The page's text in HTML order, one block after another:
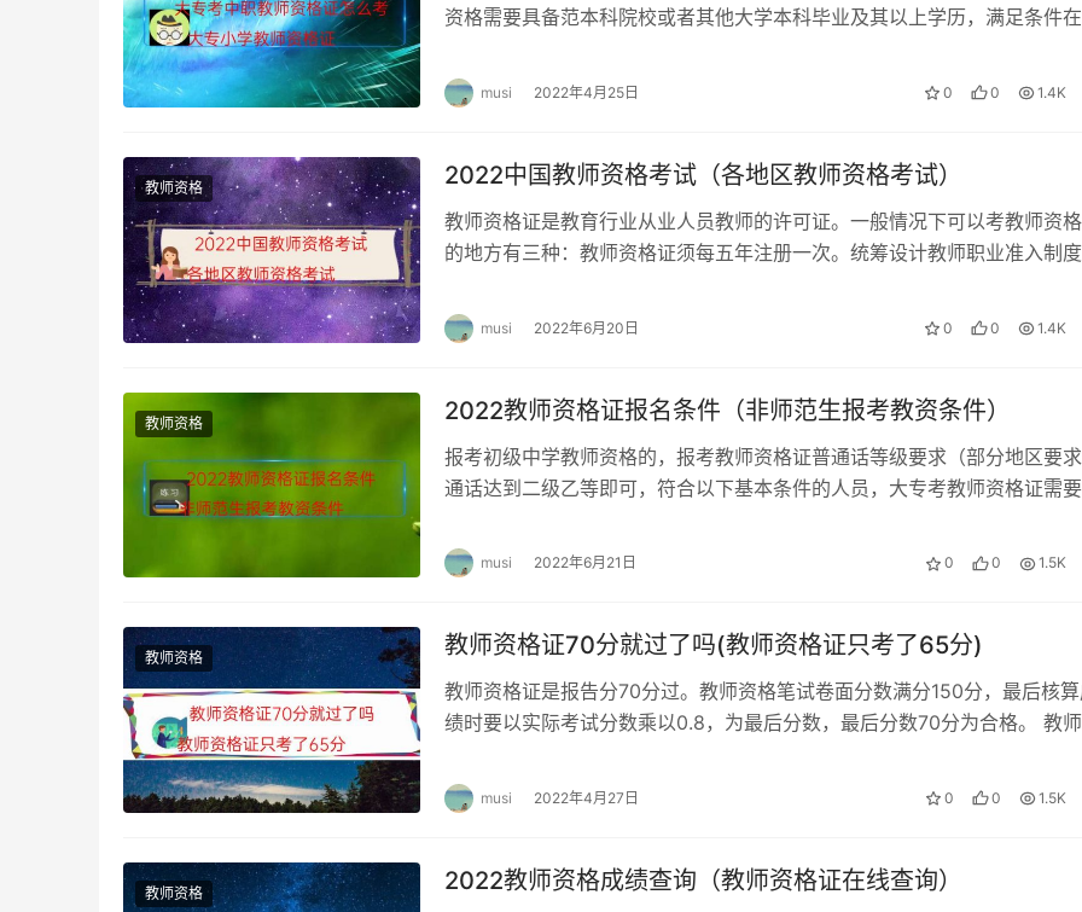
资格需要具备范本科院校或者其他大学本科毕业及其以上学历，满足条件在
musi 2022年4月25日 0 0 1.4K
教师资格 2022中国教师资格考试（各地区教师资格考试）
教师资格证是教育行业从业人员教师的许可证。一般情况下可以考教师资
的地方有三种：教师资格证须每五年注册一次。统筹设计教师职业准入制度
musi 2022年6月20日 0 0 1.4K
教师资格 2022教师资格证报名条件（非师范生报考教资条件）
报考初级中学教师资格的，报考教师资格证普通话等级要求（部分地区要
通话达到二级乙等即可，符合以下基本条件的人员，大专考教师资格证需要
musi 2022年6月21日 0 0 1.5K
教师资格 教师资格证70分就过了吗(教师资格证只考了65分)
教师资格证是报告分70分过。教师资格笔试卷面分数满分150分，最后核
绩时要以实际考试分数乘以0.8，为最后分数，最后分数70分为合格。 教师
musi 2022年4月27日 0 0 1.5K
教师资格 2022教师资格成绩查询（教师资格证在线查询）